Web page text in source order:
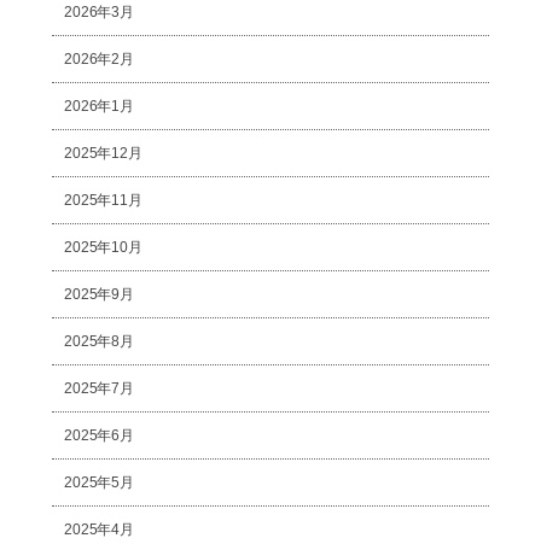
2026年3月
2026年2月
2026年1月
2025年12月
2025年11月
2025年10月
2025年9月
2025年8月
2025年7月
2025年6月
2025年5月
2025年4月